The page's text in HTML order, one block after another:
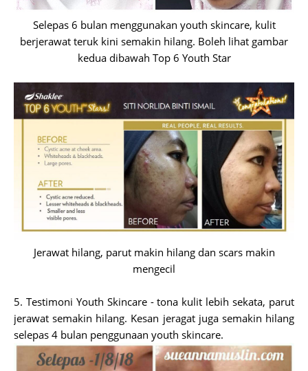
Selepas 6 bulan menggunakan youth skincare, kulit
berjerawat teruk kini semakin hilang. Boleh lihat gambar
kedua dibawah Top 6 Youth Star
Jerawat hilang, parut makin hilang dan scars makin
mengecil
5. Testimoni Youth Skincare - tona kulit lebih sekata, parut
jerawat semakin hilang. Kesan jeragat juga semakin hilang
selepas 4 bulan penggunaan youth skincare.